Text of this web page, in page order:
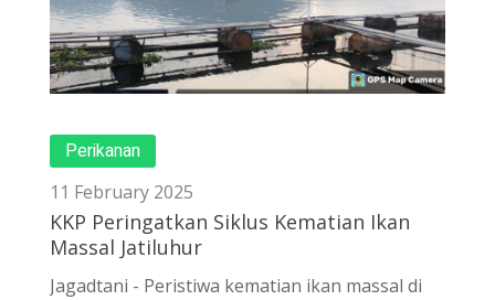
Perikanan
11 February 2025
KKP Peringatkan Siklus Kematian Ikan
Massal Jatiluhur
Jagadtani - Peristiwa kematian ikan massal di